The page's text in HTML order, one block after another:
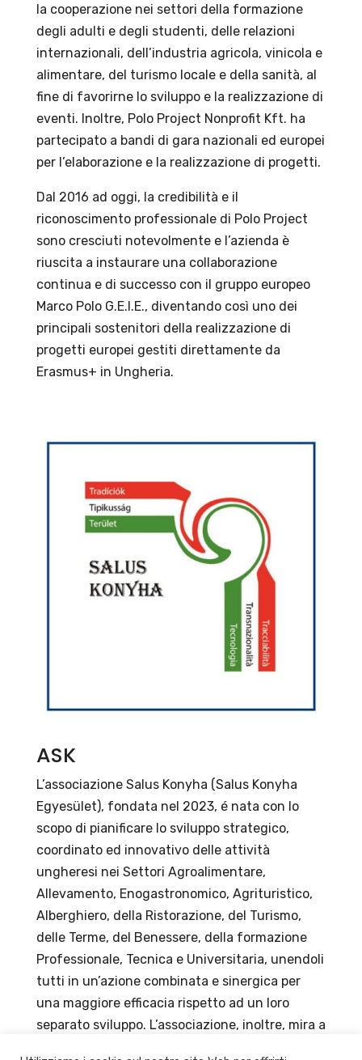
la cooperazione nei settori della formazione
degli adulti e degli studenti, delle relazioni
internazionali, dell’industria agricola, vinicola e
alimentare, del turismo locale e della sanità, al
fine di favorirne lo sviluppo e la realizzazione di
eventi. Inoltre, Polo Project Nonprofit Kft. ha
partecipato a bandi di gara nazionali ed europei
per l’elaborazione e la realizzazione di progetti.
Dal 2016 ad oggi, la credibilità e il
riconoscimento professionale di Polo Project
sono cresciuti notevolmente e l’azienda è
riuscita a instaurare una collaborazione
continua e di successo con il gruppo europeo
Marco Polo G.E.I.E., diventando così uno dei
principali sostenitori della realizzazione di
progetti europei gestiti direttamente da
Erasmus+ in Ungheria.
ASK
L’associazione Salus Konyha (Salus Konyha
Egyesület), fondata nel 2023, é nata con lo
scopo di pianificare lo sviluppo strategico,
coordinato ed innovativo delle attività
ungheresi nei Settori Agroalimentare,
Allevamento, Enogastronomico, Agrituristico,
Alberghiero, della Ristorazione, del Turismo,
delle Terme, del Benessere, della formazione
Professionale, Tecnica e Universitaria, unendoli
tutti in un’azione combinata e sinergica per
una maggiore efficacia rispetto ad un loro
separato sviluppo. L’associazione, inoltre, mira a